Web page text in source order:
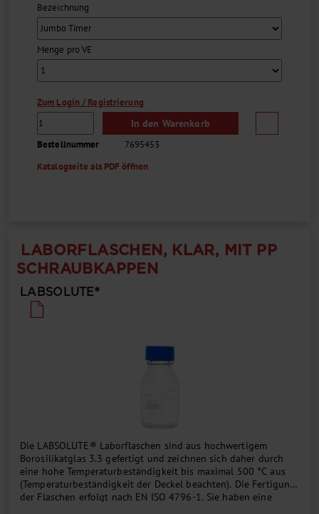
Start/Stop-Taste grün, nach Ablauf der Zeit signalisiert neben
dem akustischen Signal auch die rote Beleuchtung das Ende
des Countdowns....
Bezeichnung
Menge pro VE
Zum Login / Registrierung
In den Warenkorb
Bestellnummer
7695453
Katalogseite als PDF öffnen
LABORFLASCHEN, KLAR, MIT PP
SCHRAUBKAPPEN
LABSOLUTE®
Die LABSOLUTE® Laborflaschen sind aus hochwertigem
Borosilikatglas 3.3 gefertigt und zeichnen sich daher durch
eine hohe Temperaturbeständigkeit bis maximal 500 °C aus
(Temperaturbeständigkeit der Deckel beachten). Die Fertigung
der Flaschen erfolgt nach EN ISO 4796-1. Sie haben eine